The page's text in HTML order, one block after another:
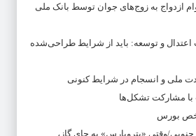
از ۸ همت وام ازدواج به زوج‌های جوان توسط بانک ملی
و توسعه: باید از شرایط طراحی‌شده
ملی و انسجام در شرایط کنونی
مشارکت تشکل‌ها
وقتی «پتروپارس» به جای گاز،